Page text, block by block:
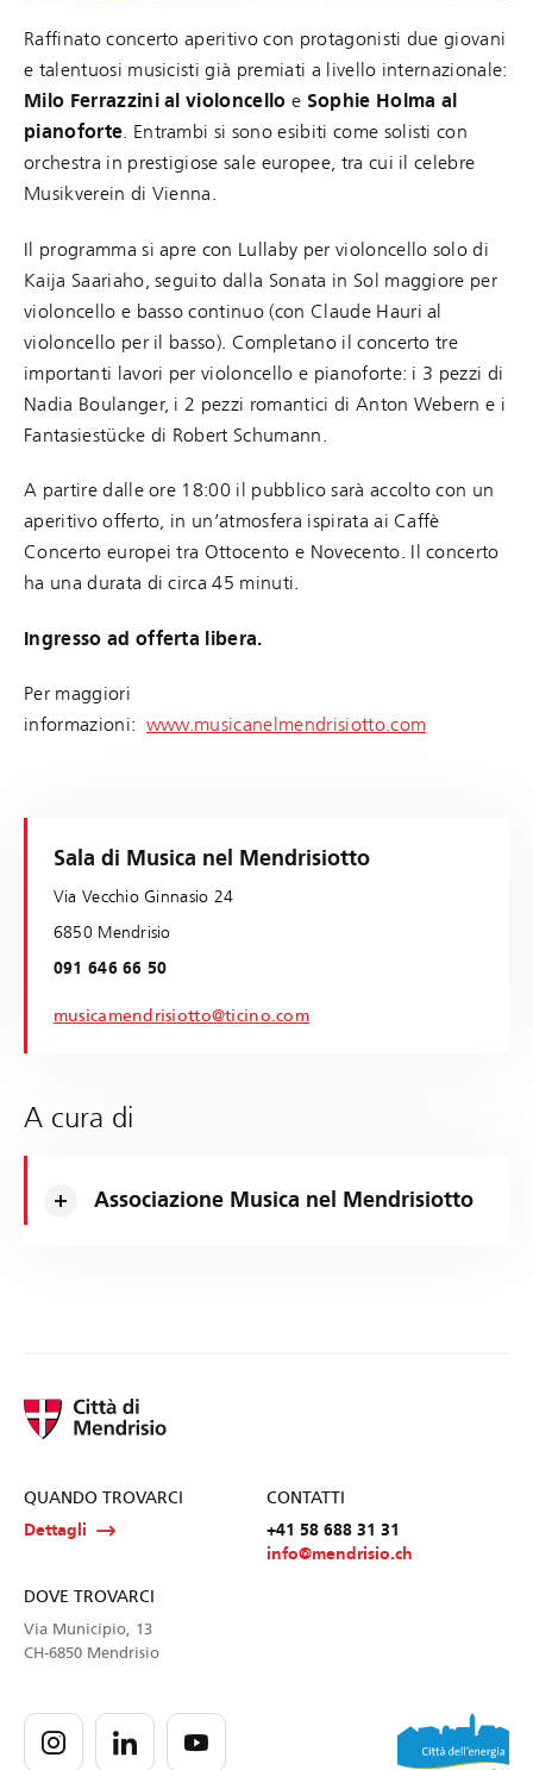
Raffinato concerto aperitivo con protagonisti due giovani
e talentuosi musicisti già premiati a livello internazionale:
Milo Ferrazzini al violoncello e Sophie Holma al
pianoforte. Entrambi si sono esibiti come solisti con
orchestra in prestigiose sale europee, tra cui il celebre
Musikverein di Vienna.
Il programma si apre con Lullaby per violoncello solo di
Kaija Saariaho, seguito dalla Sonata in Sol maggiore per
violoncello e basso continuo (con Claude Hauri al
violoncello per il basso). Completano il concerto tre
importanti lavori per violoncello e pianoforte: i 3 pezzi di
Nadia Boulanger, i 2 pezzi romantici di Anton Webern e i
Fantasiestücke di Robert Schumann.
A partire dalle ore 18:00 il pubblico sarà accolto con un
aperitivo offerto, in un’atmosfera ispirata ai Caffè
Concerto europei tra Ottocento e Novecento. Il concerto
ha una durata di circa 45 minuti.
Ingresso ad offerta libera.
Per maggiori
informazioni: www.musicanelmendrisiotto.com
Sala di Musica nel Mendrisiotto
Via Vecchio Ginnasio 24
6850 Mendrisio
091 646 66 50
musicamendrisiotto@ticino.com
A cura di
Associazione Musica nel Mendrisiotto
QUANDO TROVARCI
Dettagli
CONTATTI
+41 58 688 31 31
info@mendrisio.ch
DOVE TROVARCI
Via Municipio, 13
CH-6850 Mendrisio